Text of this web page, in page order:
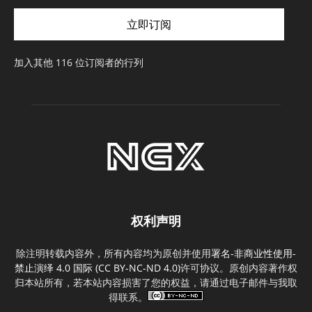
件
址
立即订阅
加入其他 116 位订阅者的行列
权利声明
除注明转载内容外，所有内容均为原创并使用署名-非商业性使用-
禁止演绎 4.0 国际 (CC BY-NC-ND 4.0)许可协议。原创内容著作权
归本站所有，若本站内容损害了您的权益，请通过电子邮件与我取
得联系。